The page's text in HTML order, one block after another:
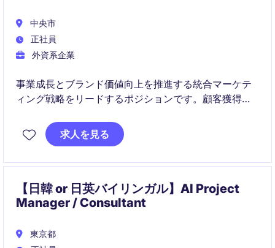
中央市
正社員
外資系企業
事業成長とブランド価値向上を推進する統合マーケテ
ィング戦略をリードするポジションです。顧客獲得か
ームマネジメントも担います。
求人を見る
【日韓 or 日英バイリンガル】AI Project
Manager / Consultant
東京都